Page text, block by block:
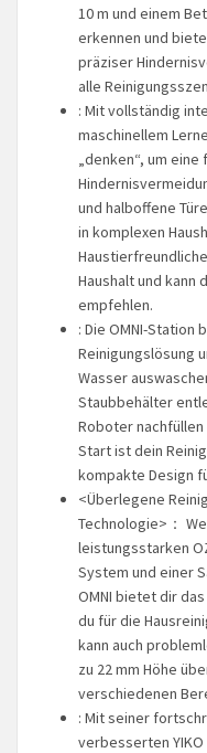
10 m und einem
erkennen und
präziser
alle
: Mit vollständig
maschinellem
„denken“, um
und halboffene
in komplexen
Haushalt und kann
empfehlen.
: Die OMNI-
Reinigungslösung
Wasser
Staubbehälter
Roboter
Start ist dein
kompakte Design
<Überlegene
Technologie>：
leistungsstarken
System und einer
OMNI bietet dir
du für die
kann auch
zu 22 mm Höhe
verschiedenen
: Mit seiner
verbesserten